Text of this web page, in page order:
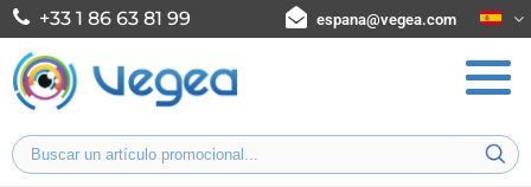
+33 1 86 63 81 99 espana@vegea.com